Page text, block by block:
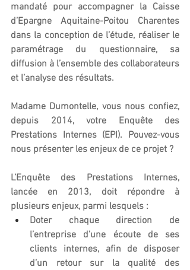
mandaté pour accompagner la Caisse
d’Epargne Aquitaine-Poitou Charentes
dans la conception de l’étude, réaliser le
paramétrage du questionnaire, sa
diffusion à l’ensemble des collaborateurs
et l’analyse des résultats.
Madame Dumontelle, vous nous confiez,
depuis 2014, votre Enquête des
Prestations Internes (EPI). Pouvez-vous
nous présenter les enjeux de ce projet ?
L’Enquête des Prestations Internes,
lancée en 2013, doit répondre à
plusieurs enjeux, parmi lesquels :
Doter chaque direction de
l’entreprise d’une écoute de ses
clients internes, afin de disposer
d’un retour sur la qualité des